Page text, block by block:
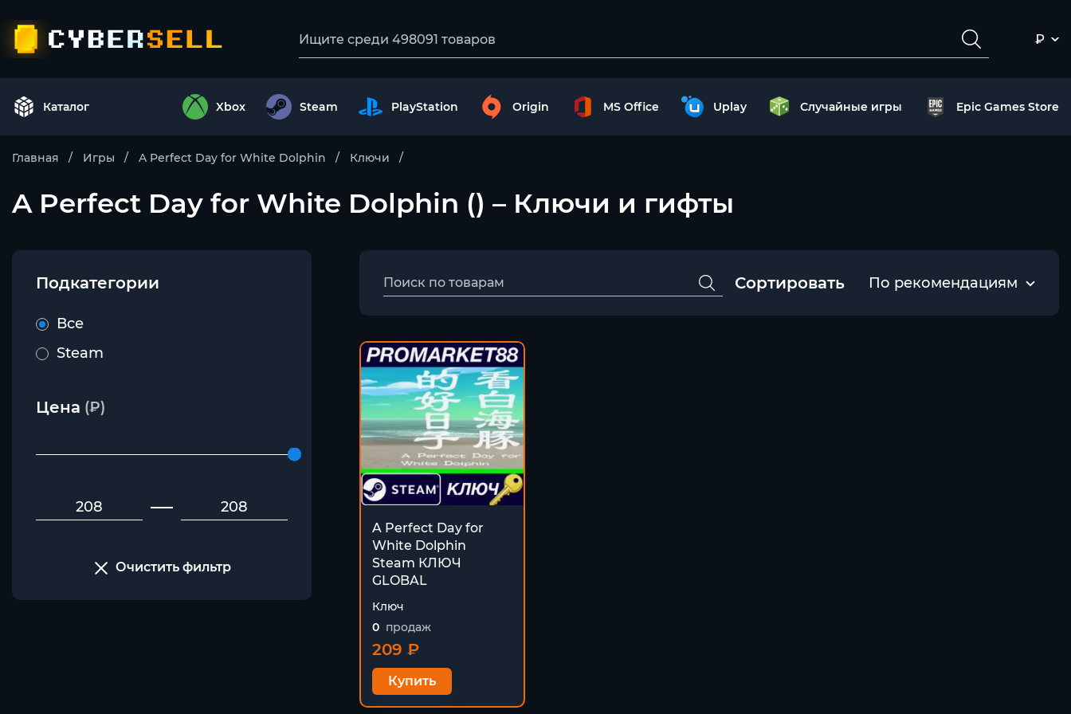
₽
Каталог Xbox Steam PlayStation Origin MS Office Uplay Случайные игры Epic Games Store
Главная Игры A Perfect Day for White Dolphin Ключи
A Perfect Day for White Dolphin () – Ключи и гифты
Подкатегории
Все
Steam
Цена (₽)
Очистить фильтр
Сортировать По рекомендациям
A Perfect Day for
White Dolphin
Steam КЛЮЧ
GLOBAL
Ключ
0 продаж
209 ₽
Купить